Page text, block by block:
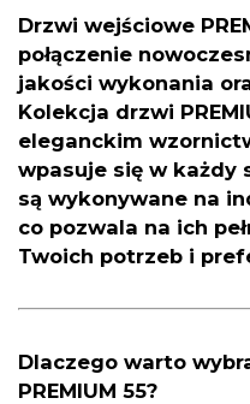
Drzwi wejściowe
połączenie
jakości wykonania
Kolekcja drzwi
eleganckim
wpasuje się w każdy
są wykonywane na
co pozwala na ich
Twoich potrzeb i
Dlaczego warto
PREMIUM 55?